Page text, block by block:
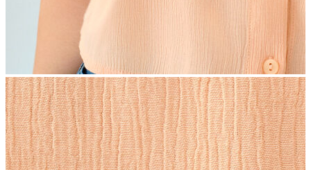
Kazak
Mont
Pantolon
Sweatshırt
Gömlek
T-shirt
Elbise
Etek
Atlet
Tayt
Tulum
Bluz
Eşofman Altı